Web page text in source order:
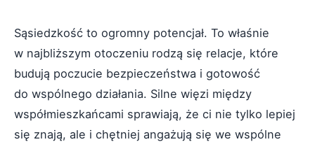
Sąsiedzkość to ogromny potencjał. To właśnie
w najbliższym otoczeniu rodzą się relacje, które
budują poczucie bezpieczeństwa i gotowość
do wspólnego działania. Silne więzi między
współmieszkańcami sprawiają, że ci nie tylko lepiej
się znają, ale i chętniej angażują się we wspólne